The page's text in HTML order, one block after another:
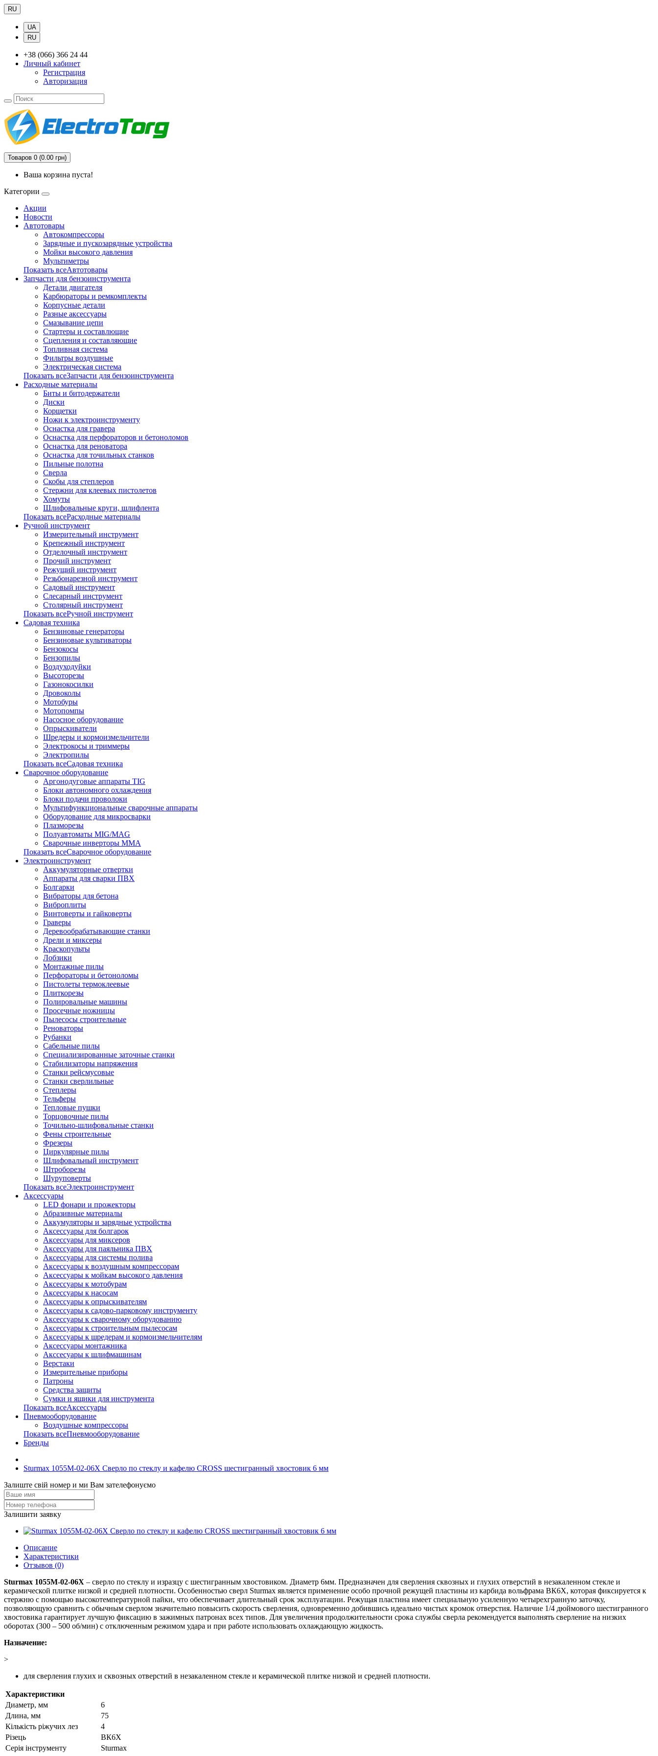
RU
UA
RU
+38 (066) 366 24 44
Личный кабинет
Регистрация
Авторизация
Товаров 0 (0.00 грн)
Ваша корзина пуста!
Категории
Акции
Новости
Автотовары
Автокомпрессоры
Зарядные и пускозарядные устройства
Мойки высокого давления
Мультиметры
Показать всеАвтотовары
Запчасти для бензоинструмента
Детали двигателя
Карбюраторы и ремкомплекты
Корпусные детали
Разные аксессуары
Смазывание цепи
Стартеры и составлющие
Сцепления и составляющие
Топливная система
Фильтры воздушные
Электрическая система
Показать всеЗапчасти для бензоинструмента
Расходные материалы
Биты и битодержатели
Диски
Корщетки
Ножи к электроинструменту
Оснастка для гравера
Оснастка для перфораторов и бетоноломов
Оснастка для реноватора
Оснастка для точильных станков
Пильные полотна
Сверла
Скобы для степлеров
Стержни для клеевых пистолетов
Хомуты
Шлифовальные круги, шлифлента
Показать всеРасходные материалы
Ручной инструмент
Измерительный инструмент
Крепежный инструмент
Отделочный инструмент
Прочий инструмент
Режущий инструмент
Резьбонарезной инструмент
Садовый инструмент
Слесарный инструмент
Столярный инструмент
Показать всеРучной инструмент
Садовая техника
Бензиновые генераторы
Бензиновые культиваторы
Бензокосы
Бензопилы
Воздуходуйки
Высоторезы
Газонокосилки
Дровоколы
Мотобуры
Мотопомпы
Насосное оборудование
Опрыскиватели
Шредеры и кормоизмельчители
Электрокосы и триммеры
Электропилы
Показать всеСадовая техника
Сварочное оборудование
Аргонодуговые аппараты TIG
Блоки автономного охлаждения
Блоки подачи проволоки
Мультифункциональные сварочные аппараты
Оборудование для микросварки
Плазморезы
Полуавтоматы MIG/MAG
Сварочные инверторы ММА
Показать всеСварочное оборудование
Электроинструмент
Аккумуляторные отвертки
Аппараты для сварки ПВХ
Болгарки
Вибраторы для бетона
Виброплиты
Винтоверты и гайковерты
Граверы
Деревообрабатывающие станки
Дрели и миксеры
Краскопульты
Лобзики
Монтажные пилы
Перфораторы и бетоноломы
Пистолеты термоклеевые
Плиткорезы
Полировальные машины
Просечные ножницы
Пылесосы строительные
Реноваторы
Рубанки
Сабельные пилы
Специализированные заточные станки
Стабилизаторы напряжения
Станки рейсмусовые
Станки сверлильные
Степлеры
Тельферы
Тепловые пушки
Торцовочные пилы
Точильно-шлифовальные станки
Фены строительные
Фрезеры
Циркулярные пилы
Шлифовальный инструмент
Штроборезы
Шуруповерты
Показать всеЭлектроинструмент
Аксессуары
LED фонари и прожекторы
Абразивные материалы
Аккумуляторы и зарядные устройства
Аксессуары для болгарок
Аксессуары для миксеров
Аксессуары для паяльника ПВХ
Аксессуары для системы полива
Аксессуары к воздушным компрессорам
Аксессуары к мойкам высокого давления
Аксессуары к мотобурам
Аксессуары к насосам
Аксессуары к опрыскивателям
Аксессуары к садово-парковому инструменту
Аксессуары к сварочному оборудованию
Аксессуары к строительным пылесосам
Аксессуары к шредерам и кормоизмельчителям
Аксессуары монтажника
Акссесуары к шлифмашинам
Верстаки
Измерительные приборы
Патроны
Средства защиты
Сумки и ящики для инструмента
Показать всеАксессуары
Пневмооборудование
Воздушные компрессоры
Показать всеПневмооборудование
Бренды
Sturmax 1055M-02-06X Сверло по стеклу и кафелю CROSS шестигранный хвостовик 6 мм
Залиште свій номер и ми Вам зателефонуємо
Залишити заявку
Описание
Характеристики
Отзывов (0)
Sturmax 1055M-02-06X – сверло по стеклу и изразцу с шестигранным хвостовиком. Диаметр 6мм. Предназначен для сверления сквозных и глухих отверстий в незакаленном стекле и
керамической плитке низкой и средней плотности. Особенностью сверл Sturmax является применение особо прочной режущей пластины из карбида вольфрама ВК6Х, которая фиксируется к
стержню с помощью высокотемпературной пайки, что обеспечивает длительный срок эксплуатации. Режущая пластина имеет специальную усиленную четырехгранную заточку,
позволяющую сравнить с обычным сверлом значительно повысить скорость сверления, одновременно добившись идеально чистых кромок отверстия. Наличие 1/4 дюймового шестигранного
хвостовика гарантирует лучшую фиксацию в зажимных патронах всех типов. Для увеличения продолжительности срока службы сверла рекомендуется выполнять сверление на низких
оборотах (300 – 500 об/мин) с отключенным режимом удара и при работе использовать охлаждающую жидкость.
Назначение:
>
для сверления глухих и сквозных отверстий в незакаленном стекле и керамической плитке низкой и средней плотности.
Характеристики
Диаметр, мм
6
Длина, мм
75
Кількість ріжучих лез
4
Різець
ВК6Х
Серія інструменту
Sturmax